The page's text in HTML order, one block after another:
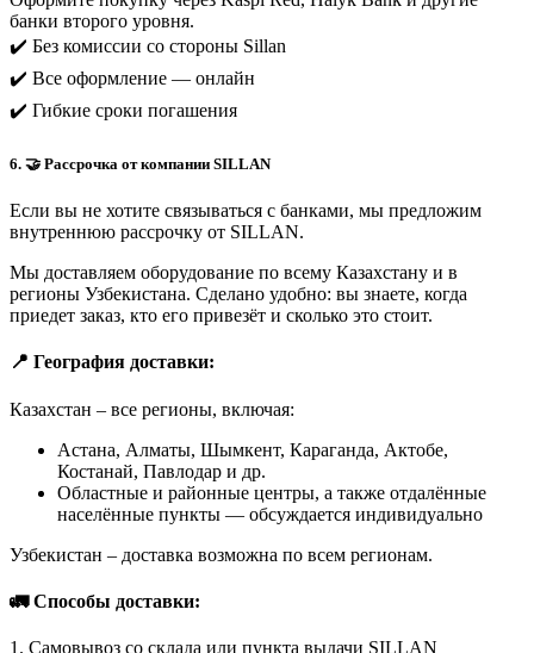
банки второго уровня.
✔️ Без комиссии со стороны Sillan
✔️ Все оформление — онлайн
✔️ Гибкие сроки погашения
6. 🤝 Рассрочка от компании SILLAN
Если вы не хотите связываться с банками, мы предложим
внутреннюю рассрочку от SILLAN.
Мы доставляем оборудование по всему Казахстану и в
регионы Узбекистана. Сделано удобно: вы знаете, когда
приедет заказ, кто его привезёт и сколько это стоит.
📍 География доставки:
Казахстан – все регионы, включая:
Астана, Алматы, Шымкент, Караганда, Актобе,
Костанай, Павлодар и др.
Областные и районные центры, а также отдалённые
населённые пункты — обсуждается индивидуально
Узбекистан – доставка возможна по всем регионам.
🚛 Способы доставки:
1. Самовывоз со склада или пункта выдачи SILLAN